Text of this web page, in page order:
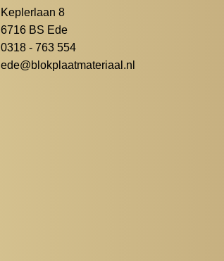
Keplerlaan 8
6716 BS Ede
0318 - 763 554
ede@blokplaatmateriaal.nl